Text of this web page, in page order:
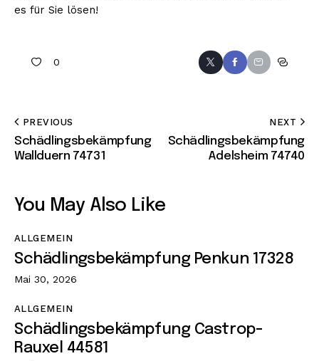
es für Sie lösen!
0
PREVIOUS
Schädlingsbekämpfung
Wallduern 74731
NEXT
Schädlingsbekämpfung
Adelsheim 74740
You May Also Like
ALLGEMEIN
Schädlingsbekämpfung Penkun 17328
Mai 30, 2026
ALLGEMEIN
Schädlingsbekämpfung Castrop-
Rauxel 44581